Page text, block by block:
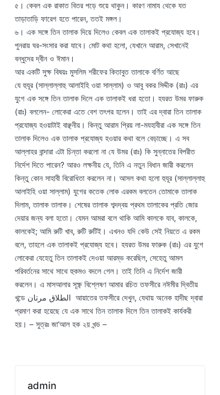
৫। কেবল এক রাকাত বিতর পড়ে শুয়ে থাকুন। কারণ নামায থেকে যত
তাড়াতাড়ি ফারেগ হতে পারেন, ততই মঙ্গল।
৬। এক সঙ্গে তিন তালাক দিয়ে দিলেও কেবল এক তালাকই প্রযোজ্য হবে।
পুনরায় ঘর-সংসার করা যাবে। মোট কথা হলো, যেখানে আরাম, সেখানেই
বন্ধুদের দ্বীন ও ঈমান।
আর একটি সুক্ষ বিষয়ঃ মুসলিম শরীফের কিতাবুত তালাকে বর্ণিত আছে
যে হুযূর (সাল্লাল্লাহু আলাইহি ওয়া সাল্লাম) ও আবু বকর সিদ্দীক (রাঃ) এর
যুগে এক সঙ্গে তিন তালাক দিলে এক তালাকই ধরা হতো। হযরত উমর ফারুক
(রাঃ) বললেন- লোকেরা এতে বেশ তৎপর হলেন। তাই এর দ্বারা তিন তালাক
প্রযোজ্য হওয়াটাই বাঞ্ছনীয়। কিন্তু আরাম প্রিয় লা-মযহাবীরা এক সঙ্গে তিন
তালাক দিলেও এক তালাক প্রযোজ্য হওয়ার কথা বলে বেড়াচ্ছে। এ সব
আল্লাহর বান্দারা এটা চিন্তা করলো না যে উমর (রাঃ) কি সুন্নাতের বিপরীত
নির্দেশ দিতে পারেন? আরও লক্ষনীয় যে, তিনি এ নতুন বিধান জারী করলেন
কিন্তু কোন সাহাবী বিরোধিতা করলেন না। আসল কথা হলো হুযূর (সাল্লাল্লাহু
আলাইহি ওয়া সাল্লাম) যুগের কতেক লোক এরকম বলতেন তোমাকে তালাক
দিলাম, তালাক তালাক। শেষের তালাক শব্দদ্বয় প্রথম তালাকের প্রতি জোর
দেয়ার জন্য বলা হতো। যেমন আমরা বলে থাকি আমি কালকে যাব, কালকে,
কালকেই; আমি রুটি খাব, রুটি রুটিই। এখনও যদি কেউ সেই নিয়তে এ রকম
বলে, তাহলে এক তালাকই প্রযোজ্য হবে। হযরত উমর ফারুক (রাঃ) এর যুগে
লোকেরা যেহেতু তিন তালাকই দেওয়া আরম্ভ করেছিল, সেহেতু আমল
পরিবর্তনের সাথে সাথে হুকমও বদলে গেল। তাই তিনি এ নির্দেশ জারী
করলেন। এ মাসআলার সূক্ষ্ণ বিশ্লেষণ আমার রচিত তফসীরে নঈমীর দ্বিতীয়
খন্ডে الطلاق مرتان আয়াতের তফসীরে দেখুন, যেথায় অনেক হাদীছ দ্বারা
প্রমাণ করা হয়েছে যে এক সাথে তিন তালাক দিলে তিন তালাকই কার্যকরী
হয়। – সুত্রঃ জা’আল হক ২য় খন্ড –
admin